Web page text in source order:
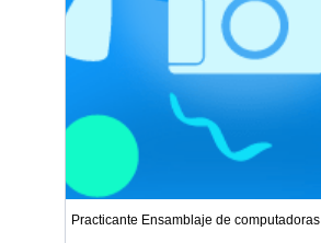
Practicante Ensamblaje de computadoras